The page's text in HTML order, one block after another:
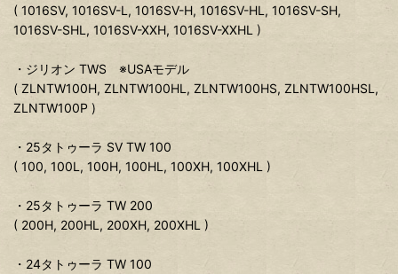
( 1016SV, 1016SV-L, 1016SV-H, 1016SV-HL, 1016SV-SH,
1016SV-SHL, 1016SV-XXH, 1016SV-XXHL )
・ジリオン TWS ※USAモデル
( ZLNTW100H, ZLNTW100HL, ZLNTW100HS, ZLNTW100HSL,
ZLNTW100P )
・25タトゥーラ SV TW 100
( 100, 100L, 100H, 100HL, 100XH, 100XHL )
・25タトゥーラ TW 200
( 200H, 200HL, 200XH, 200XHL )
・24タトゥーラ TW 100